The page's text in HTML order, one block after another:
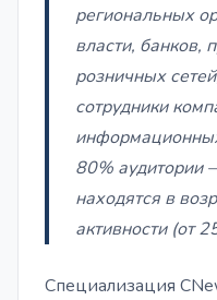
региональных
власти,
розничных
сотрудники
80%
находятся в
активности (от
Специализация